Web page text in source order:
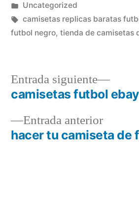
por
Publicado
en
Uncategorized
Etiquetas:
camisetas replicas baratas
futbol negro, tienda de camisetas
Navegación
deEntrada anteriorEntrada
hacer tu camiseta de
Entrada siguiente
camisetas futbol ebay